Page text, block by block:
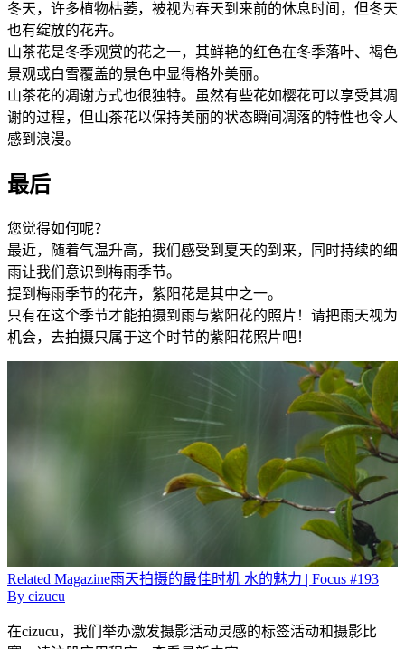
冬天，许多植物枯萎，被视为春天到来前的休息时间，但冬天
也有绽放的花卉。
山茶花是冬季观赏的花之一，其鲜艳的红色在冬季落叶、褐色
景观或白雪覆盖的景色中显得格外美丽。
山茶花的凋谢方式也很独特。虽然有些花如樱花可以享受其凋
谢的过程，但山茶花以保持美丽的状态瞬间凋落的特性也令人
感到浪漫。
最后
您觉得如何呢？
最近，随着气温升高，我们感受到夏天的到来，同时持续的细
雨让我们意识到梅雨季节。
提到梅雨季节的花卉，紫阳花是其中之一。
只有在这个季节才能拍摄到雨与紫阳花的照片！请把雨天视为
机会，去拍摄只属于这个时节的紫阳花照片吧！
Related Magazine雨天拍摄的最佳时机 水的魅力 | Focus #193
By cizucu
在cizucu，我们举办激发摄影活动灵感的标签活动和摄影比